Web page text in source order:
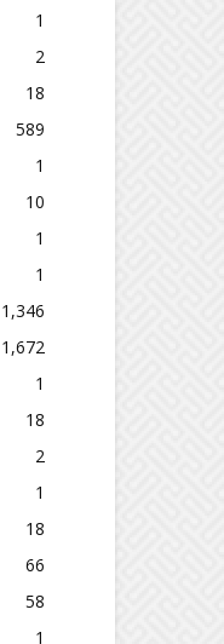
1
2
18
589
1
10
1
1
1,346
1,672
1
18
2
1
18
66
58
1